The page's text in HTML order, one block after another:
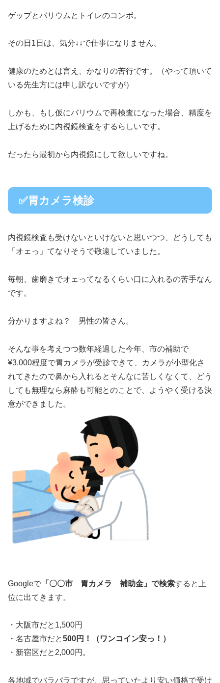
ゲップとバリウムとトイレのコンボ。
その日1日は、気分↓↓で仕事になりません。
健康のためとは言え、かなりの苦行です。（やって頂いて
いる先生方には申し訳ないですが）
しかも、もし仮にバリウムで再検査になった場合、精度を
上げるために内視鏡検査をするらしいです。
だったら最初から内視鏡にして欲しいですね。
✅胃カメラ検診
内視鏡検査も受けないといけないと思いつつ、どうしても
「オェっ」てなりそうで敬遠していました。
毎朝、歯磨きでオェってなるくらい口に入れるの苦手なん
です。
分かりますよね？ 男性の皆さん。
そんな事を考えつつ数年経過した今年、市の補助で
¥3,000程度で胃カメラが受診できて、カメラが小型化さ
れてきたので鼻から入れるとそんなに苦しくなくて、どう
しても無理なら麻酔も可能とのことで、ようやく受ける決
意ができました。
Googleで 「〇〇市 胃カメラ 補助金」で検索すると上
位に出てきます。
・大阪市だと1,500円
・名古屋市だと500円！（ワンコイン安っ！）
・新宿区だと2,000円。
各地域でバラバラですが、思っていたより安い価格で受け